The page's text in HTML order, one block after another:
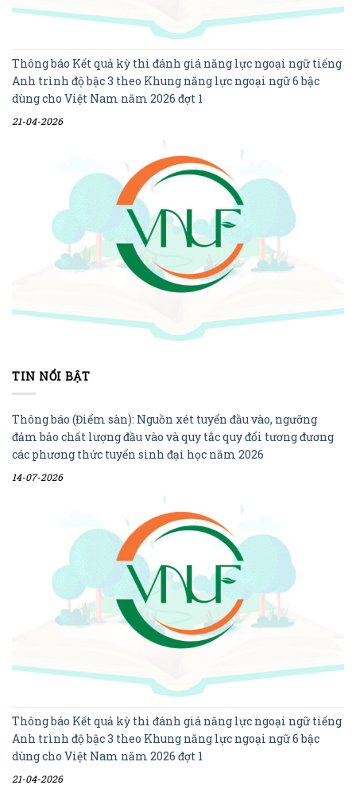
Thông báo Kết quả kỳ thi đánh giá năng lực ngoại ngữ tiếng
Anh trình độ bậc 3 theo Khung năng lực ngoại ngữ 6 bậc
dùng cho Việt Nam năm 2026 đợt 1
21-04-2026
TIN NỔI BẬT
Thông báo (Điểm sàn): Nguồn xét tuyển đầu vào, ngưỡng
đảm bảo chất lượng đầu vào và quy tắc quy đổi tương đương
các phương thức tuyển sinh đại học năm 2026
14-07-2026
Thông báo Kết quả kỳ thi đánh giá năng lực ngoại ngữ tiếng
Anh trình độ bậc 3 theo Khung năng lực ngoại ngữ 6 bậc
dùng cho Việt Nam năm 2026 đợt 1
21-04-2026